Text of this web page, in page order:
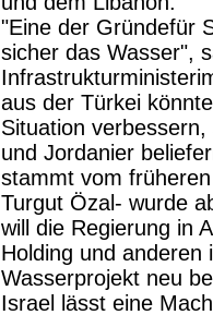
"Eine der Gründefür
sicher das Wasser",
aus der Türkei
Situation
und Jordanier
stammt vom
Turgut Özal- wurde
will die Regierung in
Holding und anderen
Wasserprojekt neu
Israel lässt eine